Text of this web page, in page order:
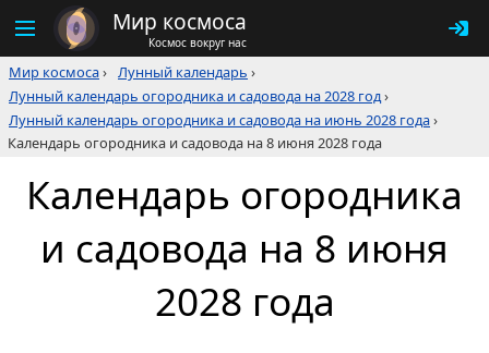
Мир космоса
Космос вокруг нас
Мир космоса› Лунный календарь ›
Лунный календарь огородника и садовода на 2028 год›
Лунный календарь огородника и садовода на июнь 2028 года›
Календарь огородника и садовода на 8 июня 2028 года
Календарь огородника
и садовода на 8 июня
2028 года